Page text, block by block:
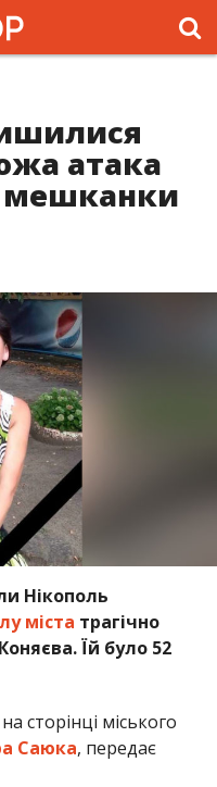
атака
мешканки
Нікополь
міста трагічно
Їй було 52
сторінці міського
Саюка, передає